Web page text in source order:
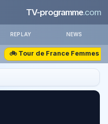
TV-programme.com
REPLAY NEWS
🚲 Tour de France Femmes